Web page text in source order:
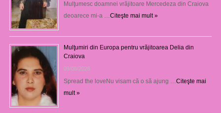
Mulţumesc doamnei vrăjitoare Mercedeza din Craiova
deoarece mi-a …Citeşte mai mult »
Mulţumiri din Europa pentru vrăjitoarea Delia din
Craiova
09/08/2026
Spread the loveNu visam că o să ajung …Citeşte mai
mult »